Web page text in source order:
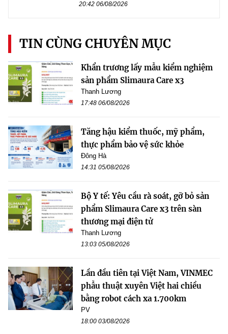
20:42 06/08/2026
TIN CÙNG CHUYÊN MỤC
Khẩn trương lấy mẫu kiểm nghiệm
sản phẩm Slimaura Care x3
Thanh Lương
17:48 06/08/2026
Tăng hậu kiểm thuốc, mỹ phẩm,
thực phẩm bảo vệ sức khỏe
Đông Hà
14:31 05/08/2026
Bộ Y tế: Yêu cầu rà soát, gỡ bỏ sản
phẩm Slimaura Care x3 trên sàn
thương mại điện tử
Thanh Lương
13:03 05/08/2026
Lần đầu tiên tại Việt Nam, VINMEC
phẫu thuật xuyên Việt hai chiều
bằng robot cách xa 1.700km
PV
18:00 03/08/2026